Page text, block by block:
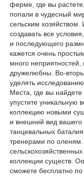
ферме, где вы
попали в чудесный
сельским хозяйством.
создавать все
и последующего
кажется очень
много
дружелюбны. Во-
уделять
Места, где вы
упустите уникальную
коллекцию новыми
и внешний вид вашего
танцевальных
тренерами по
коллекции существ.
сможете бесплатно